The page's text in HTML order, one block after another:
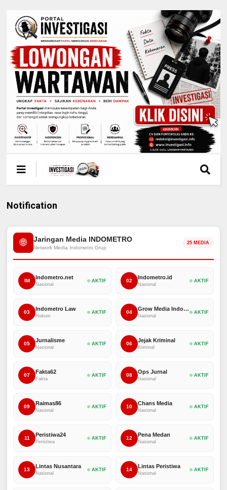
Notification
🌐 Jaringan Media INDOMETRO
Network Media Indometro Grup
25 MEDIA
IM
Indometro.net
Nasional
AKTIF 02
Indometro.id
Nasional
AKTIF
03
Indometro Law
Hukum
AKTIF 04
Grow Media Indonesia
Nasional
AKTIF
05
Jurnalisme
Nasional
AKTIF 06
Jejak Kriminal
Kriminal
AKTIF
07
Fakta62
Fakta
AKTIF 08
Ops Jurnal
Nasional
AKTIF
09
Raimas86
Nasional
AKTIF 10
Chans Media
Nasional
AKTIF
11
Peristiwa24
Peristiwa
AKTIF 12
Pena Medan
Nasional
AKTIF
13
Lintas Nusantara
Nasional
AKTIF 14
Lintas Peristiwa
Nasional
AKTIF